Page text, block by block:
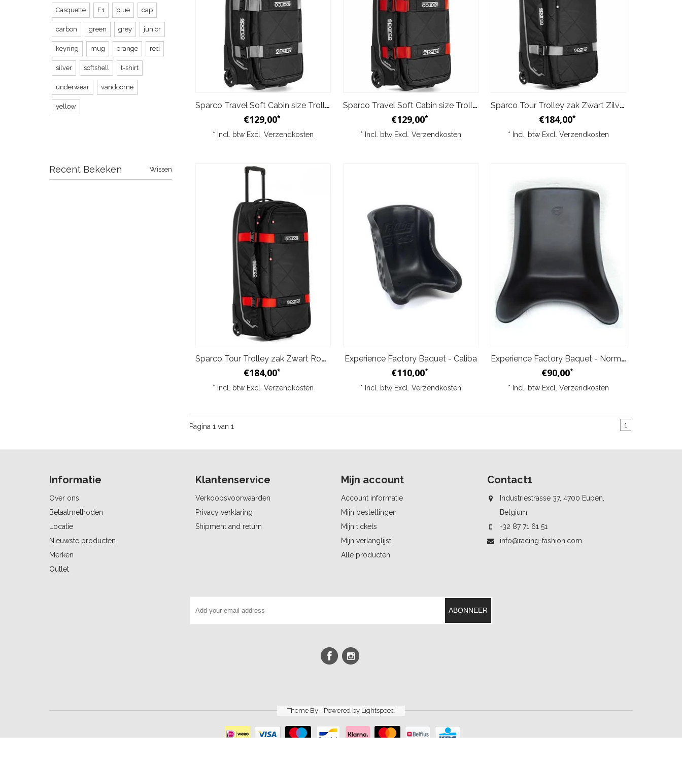
Sparco Travel Soft Cabin size Trolley Zwart Zilver
€129,00*
* Incl. btw Excl. Verzendkosten
Sparco Travel Soft Cabin size Trolley Zwart Rood
€129,00*
* Incl. btw Excl. Verzendkosten
Sparco Tour Trolley zak Zwart Zilver
€184,00*
* Incl. btw Excl. Verzendkosten
Sparco Tour Trolley zak Zwart Rood
€184,00*
* Incl. btw Excl. Verzendkosten
Experience Factory Baquet - Caliba
€110,00*
* Incl. btw Excl. Verzendkosten
Experience Factory Baquet - Normaal
€90,00*
* Incl. btw Excl. Verzendkosten
Pagina 1 van 1 1
Casquette F1 blue cap
carbon green grey junior
keyring mug orange red
silver softshell t-shirt
underwear vandoorne
yellow
Recent Bekeken Wissen
Informatie
Over ons
Betaalmethoden
Locatie
Nieuwste producten
Merken
Outlet
Klantenservice
Verkoopsvoorwaarden
Privacy verklaring
Shipment and return
Mijn account
Account informatie
Mijn bestellingen
Mijn tickets
Mijn verlanglijst
Alle producten
Contact1
Industriestrasse 37, 4700 Eupen,
Belgium
+32 87 71 61 51
info@racing-fashion.com
ABONNEER
Theme By - Powered by Lightspeed